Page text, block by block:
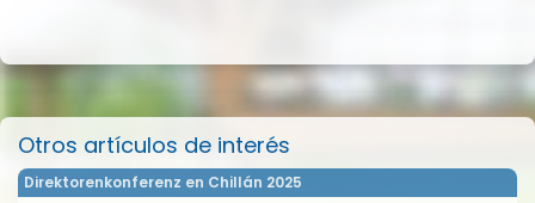
Otros artículos de interés
Direktorenkonferenz en Chillán 2025